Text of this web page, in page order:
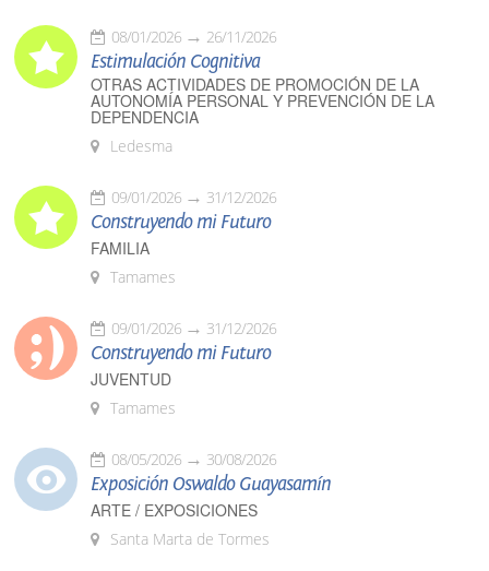
08/01/2026 26/11/2026
Estimulación Cognitiva
OTRAS ACTIVIDADES DE PROMOCIÓN DE LA
AUTONOMÍA PERSONAL Y PREVENCIÓN DE LA
DEPENDENCIA
Ledesma
09/01/2026 31/12/2026
Construyendo mi Futuro
FAMILIA
Tamames
09/01/2026 31/12/2026
Construyendo mi Futuro
JUVENTUD
Tamames
08/05/2026 30/08/2026
Exposición Oswaldo Guayasamín
ARTE / EXPOSICIONES
Santa Marta de Tormes